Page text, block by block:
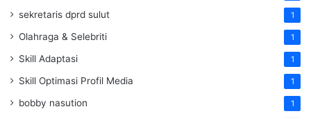
sekretaris dprd sulut 1
Olahraga & Selebriti 1
Skill Adaptasi 1
Skill Optimasi Profil Media 1
bobby nasution 1